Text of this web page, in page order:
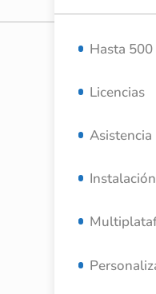
Hasta
Licencias